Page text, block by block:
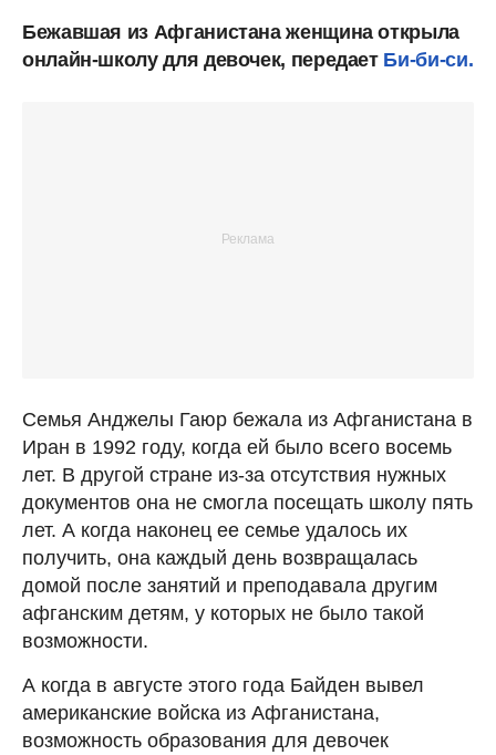
Бежавшая из Афганистана женщина открыла
онлайн-школу для девочек, передает Би-би-си.
Семья Анджелы Гаюр бежала из Афганистана в
Иран в 1992 году, когда ей было всего восемь
лет. В другой стране из-за отсутствия нужных
документов она не смогла посещать школу пять
лет. А когда наконец ее семье удалось их
получить, она каждый день возвращалась
домой после занятий и преподавала другим
афганским детям, у которых не было такой
возможности.
А когда в августе этого года Байден вывел
американские войска из Афганистана,
возможность образования для девочек